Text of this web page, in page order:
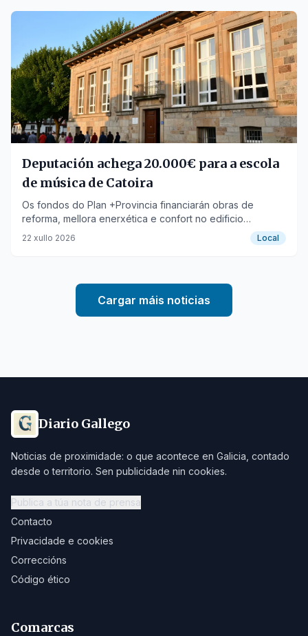
Deputación achega 20.000€ para a escola
de música de Catoira
Os fondos do Plan +Provincia financiarán obras de
reforma, mellora enerxética e confort no edificio
municipal.
22 xullo 2026 Local
Cargar máis noticias
Diario Gallego
Noticias de proximidade: o que acontece en Galicia, contado
desde o territorio. Sen publicidade nin cookies.
Publica a túa nota de prensa
Contacto
Privacidade e cookies
Correccións
Código ético
Comarcas